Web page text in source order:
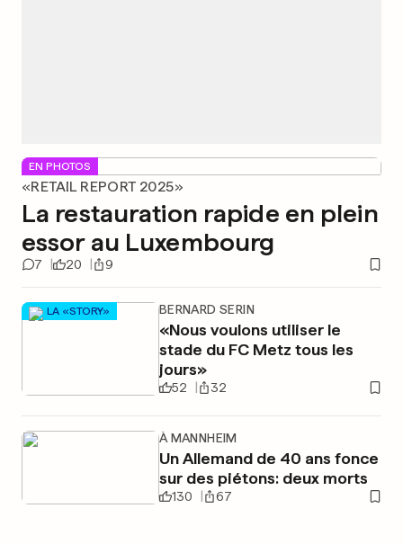
EN PHOTOS
«RETAIL REPORT 2025»
La restauration rapide en plein
essor au Luxembourg
7 20 9
LA «STORY» BERNARD SERIN
«Nous voulons utiliser le
stade du FC Metz tous les
jours»
52 32
À MANNHEIM
Un Allemand de 40 ans fonce
sur des piétons: deux morts
130 67